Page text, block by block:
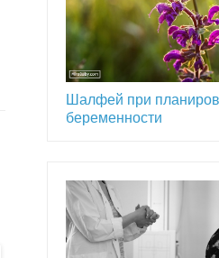
Шалфей при
беременности